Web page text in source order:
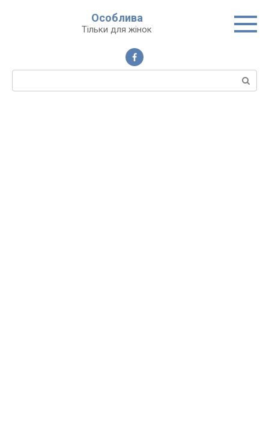
Особлива
Тільки для жінок
Пошук: